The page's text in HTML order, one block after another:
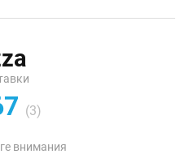
(3)
внимания